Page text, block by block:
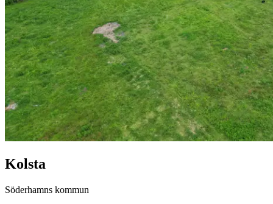
Kolsta
Söderhamns kommun